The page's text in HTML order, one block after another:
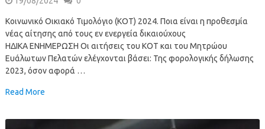
Κοινωνικό Οικιακό Τιμολόγιο (ΚΟΤ) 2024. Ποια είναι η προθεσμία
νέας αίτησης από τους εν ενεργεία δικαιούχους
ΗΔΙΚΑ ΕΝΗΜΕΡΩΣΗ Οι αιτήσεις του ΚΟΤ και του Μητρώου
Ευάλωτων Πελατών ελέγχονται βάσει: Της φορολογικής δήλωσης
2023, όσον αφορά …
Read More